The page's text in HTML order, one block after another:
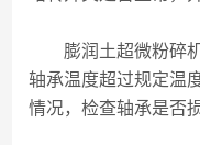
膨润土超微粉碎机
轴承温度超过规定温
情况，检查轴承是否